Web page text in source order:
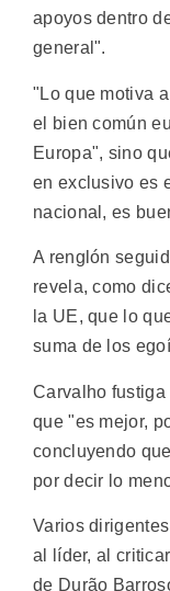
apoyos dentro
general".
"Lo que motiva
el bien común
Europa", sino
en exclusivo es
nacional, es
A renglón
revela, como
la UE, que lo
suma de los
Carvalho
que "es mejor,
concluyendo
por decir lo
Varios
al líder, al
de Durão